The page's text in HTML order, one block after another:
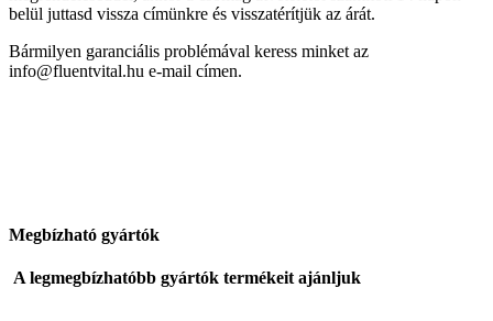
belül juttasd vissza címünkre és visszatérítjük az árát.
Bármilyen garanciális problémával keress minket az
info@fluentvital.hu e-mail címen.
Megbízható gyártók
A legmegbízhatóbb gyártók termékeit ajánljuk